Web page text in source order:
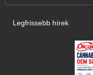
Legfrissebb hírek